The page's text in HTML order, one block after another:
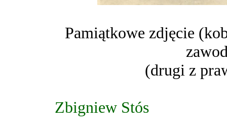
Pamiątkowe zdjęcie
(drugi z
Zbigniew Stós